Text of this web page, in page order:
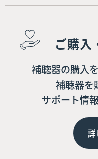
ご購入
補聴器の購入
補聴器を
サポート情
詳